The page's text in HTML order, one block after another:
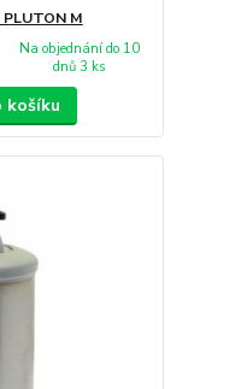
M
Na objednání do 10
dnů 3 ks
košíku